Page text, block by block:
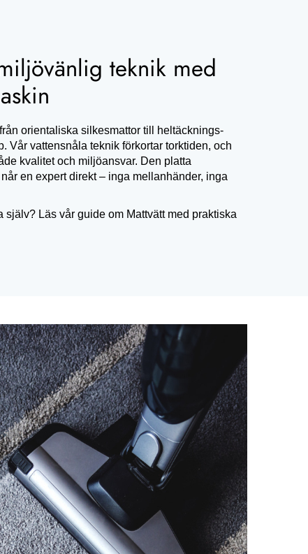
teknik med
från orientaliska silkes­mattor till heltäcknings­
Vår vattensnåla teknik förkortar torktiden, och
kvalitet och miljö­­ansvar. Den platta
en expert direkt – inga mellanhänder, inga
själv? Läs vår guide om Mattvätt med praktiska